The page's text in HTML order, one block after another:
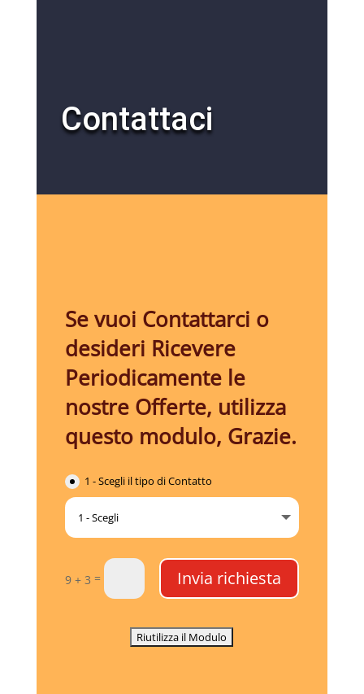
Contattaci
Se vuoi Contattarci o
desideri Ricevere
Periodicamente le
nostre Offerte, utilizza
questo modulo, Grazie.
1 - Scegli il tipo di Contatto
9 + 3 = Invia richiesta